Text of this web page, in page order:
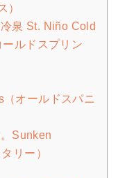
）
泉 St. Niño Cold
ルドスプリン
オールドスパニ
Sunken
リー）